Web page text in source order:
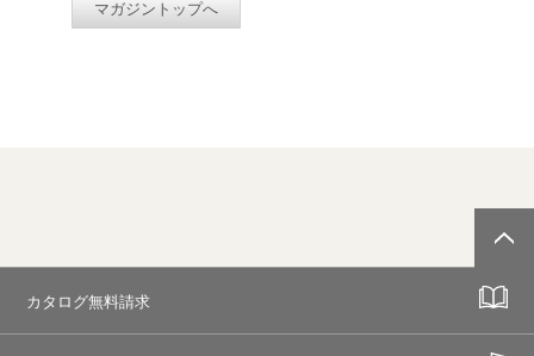
マガジントップへ
カタログ無料請求